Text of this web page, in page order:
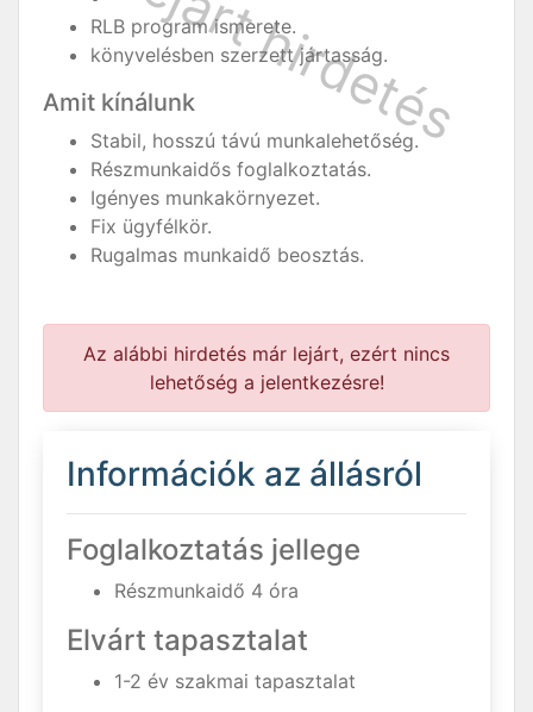
RLB program ismerete.
könyvelésben szerzett jártasság.
Amit kínálunk
Stabil, hosszú távú munkalehetőség.
Részmunkaidős foglalkoztatás.
Igényes munkakörnyezet.
Fix ügyfélkör.
Rugalmas munkaidő beosztás.
Az alábbi hirdetés már lejárt, ezért nincs
lehetőség a jelentkezésre!
Információk az állásról
Foglalkoztatás jellege
Részmunkaidő 4 óra
Elvárt tapasztalat
1-2 év szakmai tapasztalat